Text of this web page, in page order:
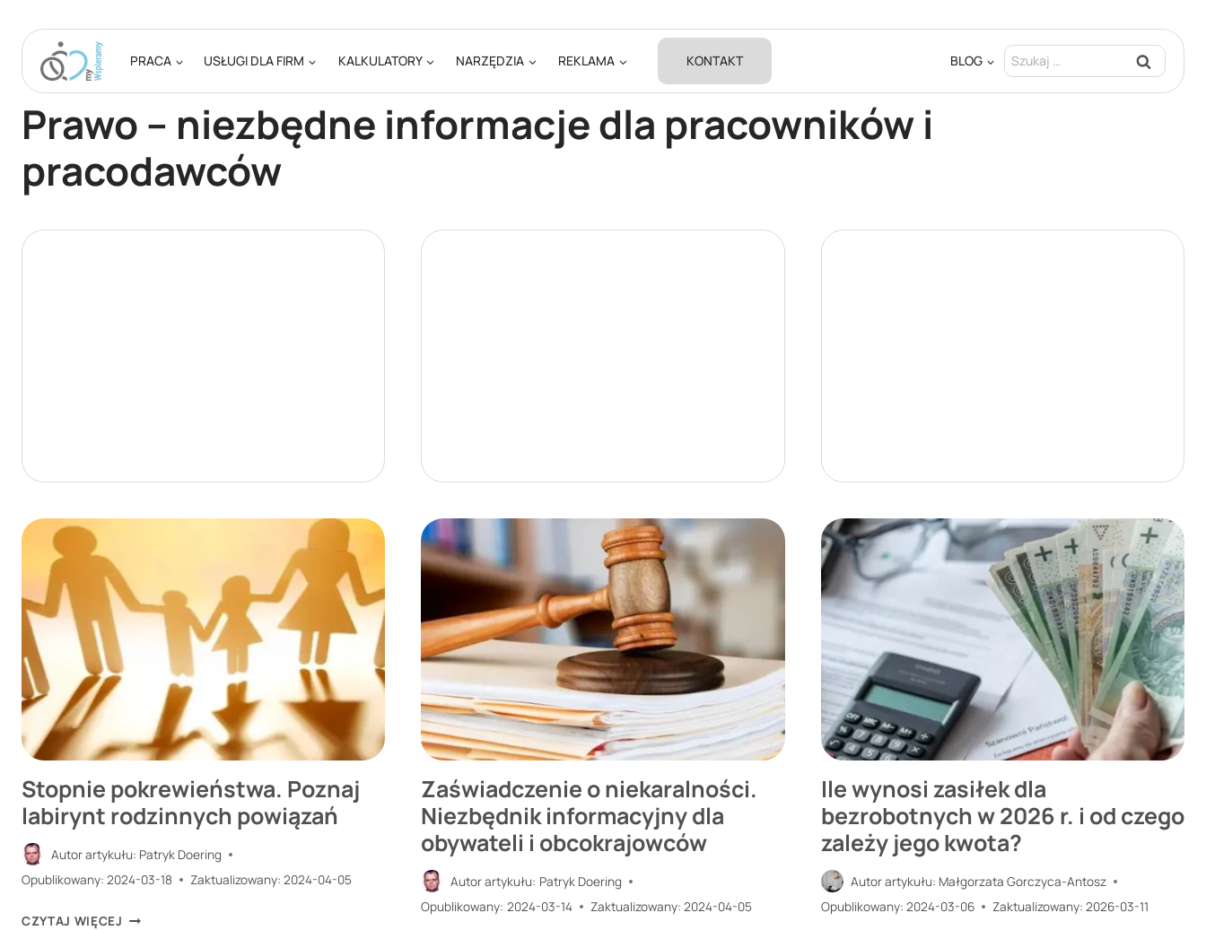
PRACA USŁUGI DLA FIRM KALKULATORY NARZĘDZIA REKLAMA KONTAKT BLOG Szukaj:
Prawo – niezbędne informacje dla pracowników i
pracodawców
Stopnie pokrewieństwa. Poznaj
labirynt rodzinnych powiązań
Autor artykułu: Patryk Doering
Opublikowany: 2024-03-18 Zaktualizowany: 2024-04-05
CZYTAJ WIĘCEJ STOPNIE
Zaświadczenie o niekaralności.
Niezbędnik informacyjny dla
obywateli i obcokrajowców
Autor artykułu: Patryk Doering
Opublikowany: 2024-03-14 Zaktualizowany: 2024-04-05
Ile wynosi zasiłek dla
bezrobotnych w 2026 r. i od czego
zależy jego kwota?
Autor artykułu: Małgorzata Gorczyca-Antosz
Opublikowany: 2024-03-06 Zaktualizowany: 2026-03-11